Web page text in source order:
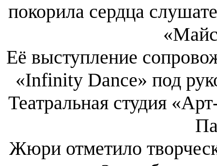
покорила сердца
Её выступление
«Infinity Dance» под
Театральная студия
Жюри отметило